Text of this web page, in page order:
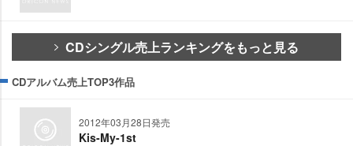
CDシングル売上ランキングをもっと見る
CDアルバム売上TOP3作品
2012年03月28日発売
Kis-My-1st